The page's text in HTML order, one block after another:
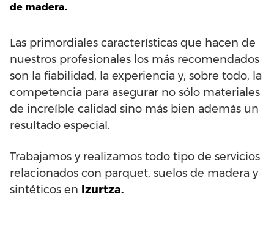
de madera.
Las primordiales características que hacen de
nuestros profesionales los más recomendados
son la fiabilidad, la experiencia y, sobre todo, la
competencia para asegurar no sólo materiales
de increíble calidad sino más bien además un
resultado especial.
Trabajamos y realizamos todo tipo de servicios
relacionados con parquet, suelos de madera y
sintéticos en Izurtza.